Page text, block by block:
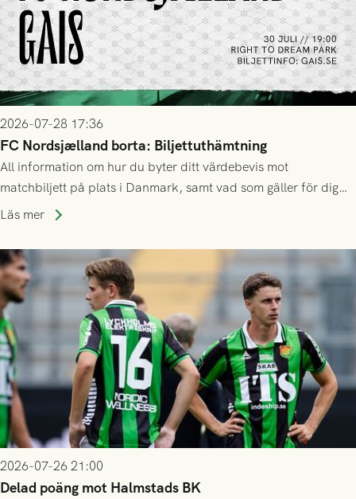
2026-07-28 17:36
FC Nordsjælland borta: Biljettuthämtning
All information om hur du byter ditt värdebevis mot
matchbiljett på plats i Danmark, samt vad som gäller för dig
som står på reservlista eller fått förhinder.
Läs mer
2026-07-26 21:00
Delad poäng mot Halmstads BK